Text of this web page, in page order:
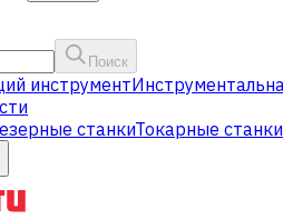
Поиск
инструмент
станкиТокарные станки